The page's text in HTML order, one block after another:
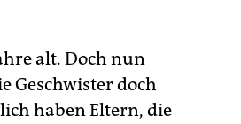
alt. Doch nun
Geschwister doch
haben Eltern, die